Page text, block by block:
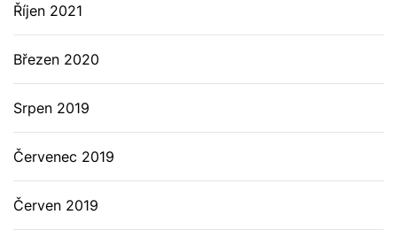
Říjen 2021
Březen 2020
Srpen 2019
Červenec 2019
Červen 2019